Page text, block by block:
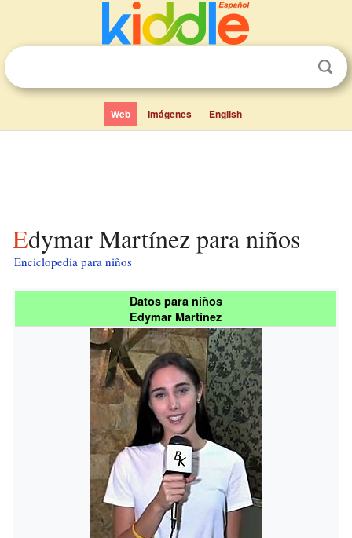
Web Imágenes English
Edymar Martínez para niños
Enciclopedia para niños
Datos para niños
Edymar Martínez